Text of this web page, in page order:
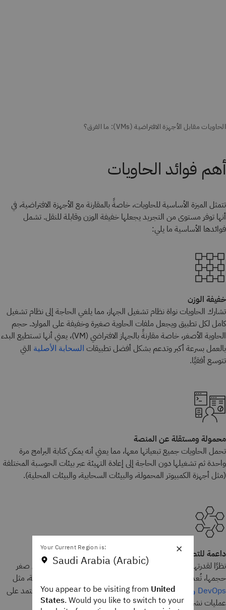
أهم فوائد الحاويات
تتمثل الميزة الأساسية للحاويات، خاصةً بالمقارنة مع الأجهزة الافتراضية، في
أنها توفر مستوى من التجريد يجعلها خفيفة الوزن وقابلة للنقل. تشمل
فوائدها الأساسية ما يلي:
خفيفة الوزن
تشارك الحاويات نواة نظام تشغيل الجهاز، مما يلغي الحاجة إلى نظام تشغيل
كامل لكل تطبيق ويجعل ملفات الحاوية صغيرة وخفيفة على الموارد. حجم
الحاوية الأصغر، خاصة مقارنةً بالجهاز الافتراضي (VM)، يعني أنها تستطيع البدء
بالعمل بسرعة أكبر وتدعم بشكل أفضل تطبيقات السحابة الأصلية التي
تتوسع أفقيًا.
محمولة ومستقلة عن المنصة
تحمل الحاويات جميع تبعياتها معها، مما يعني أنه يمكن كتابة البرامج مرة
واحدة ثم تشغيلها دون الحاجة إلى إعادة التهيئة عبر بيئات الحوسبة المختلفة
(مثل أجهزة الكمبيوتر المحمولة، والبيئات السحابية، والبيئات المحلية).
داعمة للتطوير والبنية الحديثة
نظرًا لقدرتها على النقل عند النشر واتساقها عبر المنصات، إضافةً إلى صغر
حجمها، تُعد الحاويات خيارًا مثاليًا لأنماط التطوير والتطبيقات الحديثة، مثل
DevOps والحوسبة عديمة الخوادم والخدمات المصغرةالتي تعتمد على
عمليات نشر منتظمة للتعليمات البرمجية على دفعات صغيرة
×
Your Current Region is:
Saudi Arabia (Arabic)
You appear to be visiting from United
States. Would you like to switch to your